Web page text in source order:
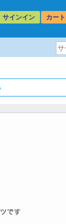
サインイン カート